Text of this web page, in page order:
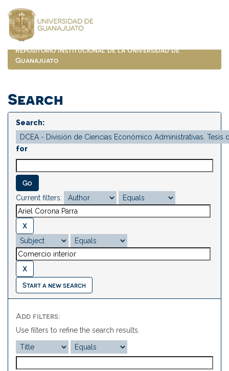
navigation
Repositorio Institucional de la Universidad de
Guanajuato
Search
Search:
for
Current filters:
Start a new search
Add filters:
Use filters to refine the search results.